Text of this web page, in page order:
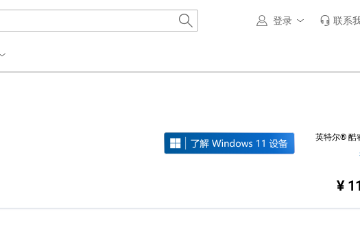
登录 联系
英特尔® 酷
¥